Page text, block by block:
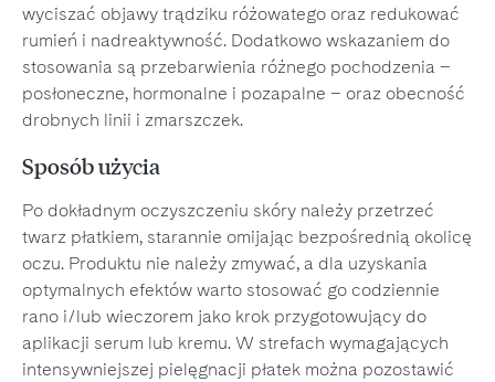
wyciszać objawy trądziku różowatego oraz redukować
rumień i nadreaktywność. Dodatkowo wskazaniem do
stosowania są przebarwienia różnego pochodzenia –
posłoneczne, hormonalne i pozapalne – oraz obecność
drobnych linii i zmarszczek.
Sposób użycia
Po dokładnym oczyszczeniu skóry należy przetrzeć
twarz płatkiem, starannie omijając bezpośrednią okolicę
oczu. Produktu nie należy zmywać, a dla uzyskania
optymalnych efektów warto stosować go codziennie
rano i/lub wieczorem jako krok przygotowujący do
aplikacji serum lub kremu. W strefach wymagających
intensywniejszej pielęgnacji płatek można pozostawić